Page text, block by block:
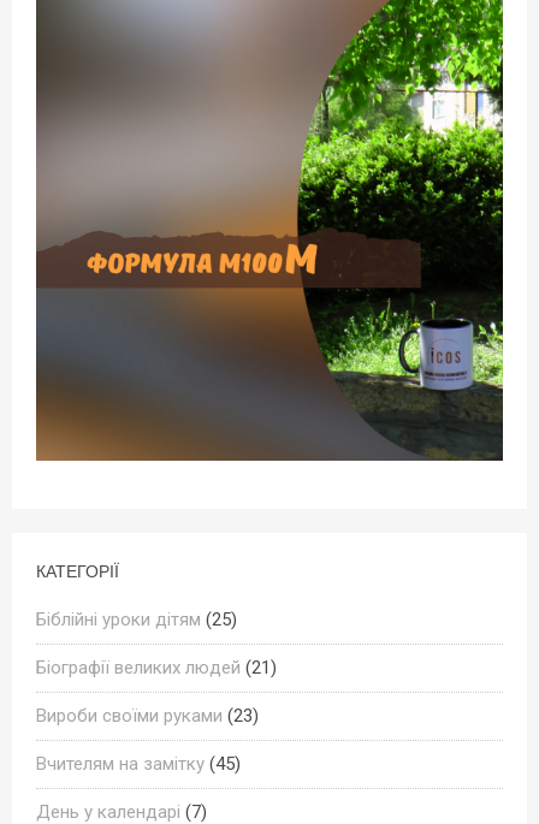
КАТЕГОРІЇ
Біблійні уроки дітям (25)
Біографії великих людей (21)
Вироби своїми руками (23)
Вчителям на замітку (45)
День у календарі (7)